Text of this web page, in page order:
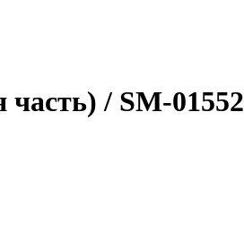
часть) / SM-01552